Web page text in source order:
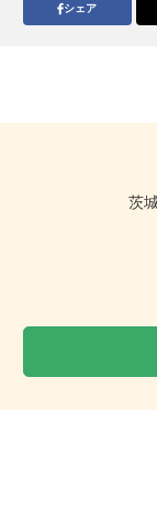
シェア
茨